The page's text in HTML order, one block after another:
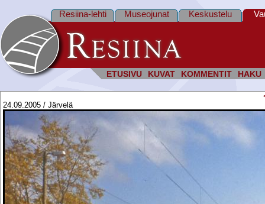
ETUSIVU KUVAT KOMMENTIT HAKU
Resiina-lehti Museojunat Keskustelu
24.09.2005 / Järvelä